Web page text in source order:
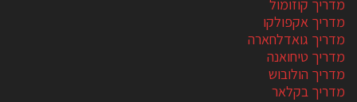
מדריך קוזומול
מדריך אקפולקו
מדריך גואדלחארה
מדריך טיחואנה
מדריך הולובוש
מדריך בקלאר